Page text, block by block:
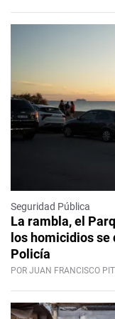
Seguridad Pública
La rambla, el
los homicidios
Policía
POR JUAN FRANCISCO